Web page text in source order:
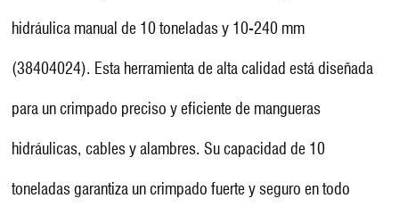
hidráulica manual de 10 toneladas y 10-240 mm
(38404024). Esta herramienta de alta calidad está diseñada
para un crimpado preciso y eficiente de mangueras
hidráulicas, cables y alambres. Su capacidad de 10
toneladas garantiza un crimpado fuerte y seguro en todo